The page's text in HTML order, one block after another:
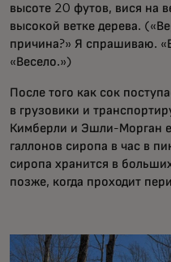
высоте 20 футов, вися на
высокой ветке дерева.
причина?» Я спрашиваю.
«Весело.»)
После того как сок
в грузовики и
Кимберли и Эшли-Морган
галлонов сиропа в час в
сиропа хранится в
позже, когда проходит